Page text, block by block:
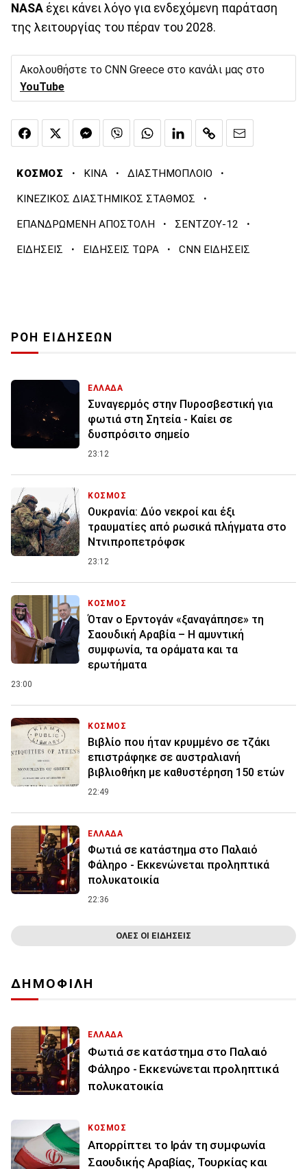
NASA έχει κάνει λόγο για ενδεχόμενη παράταση
της λειτουργίας του πέραν του 2028.
Ακολουθήστε το CNN Greece στο κανάλι μας στο
YouTube
ΚΟΣΜΟΣ · ΚΙΝΑ · ΔΙΑΣΤΗΜΟΠΛΟΙΟ ·
ΚΙΝΕΖΙΚΟΣ ΔΙΑΣΤΗΜΙΚΟΣ ΣΤΑΘΜΟΣ ·
ΕΠΑΝΔΡΩΜΕΝΗ ΑΠΟΣΤΟΛΗ · ΣΕΝΤΖΟΥ-12 ·
ΕΙΔΗΣΕΙΣ · ΕΙΔΗΣΕΙΣ ΤΩΡΑ · CNN ΕΙΔΗΣΕΙΣ
ΡΟΗ ΕΙΔΗΣΕΩΝ
ΕΛΛΑΔΑ
Συναγερμός στην Πυροσβεστική για
φωτιά στη Σητεία - Καίει σε
δυσπρόσιτο σημείο
23:12
ΚΟΣΜΟΣ
Ουκρανία: Δύο νεκροί και έξι
τραυματίες από ρωσικά πλήγματα στο
Ντνιπροπετρόφσκ
23:12
ΚΟΣΜΟΣ
Όταν ο Ερντογάν «ξαναγάπησε» τη
Σαουδική Αραβία – Η αμυντική
συμφωνία, τα οράματα και τα
ερωτήματα
23:00
ΚΟΣΜΟΣ
Βιβλίο που ήταν κρυμμένο σε τζάκι
επιστράφηκε σε αυστραλιανή
βιβλιοθήκη με καθυστέρηση 150 ετών
22:49
ΕΛΛΑΔΑ
Φωτιά σε κατάστημα στο Παλαιό
Φάληρο - Εκκενώνεται προληπτικά
πολυκατοικία
22:36
ΟΛΕΣ ΟΙ ΕΙΔΗΣΕΙΣ
ΔΗΜΟΦΙΛΗ
ΕΛΛΑΔΑ
Φωτιά σε κατάστημα στο Παλαιό
Φάληρο - Εκκενώνεται προληπτικά
πολυκατοικία
ΚΟΣΜΟΣ
Απορρίπτει το Ιράν τη συμφωνία
Σαουδικής Αραβίας, Τουρκίας και